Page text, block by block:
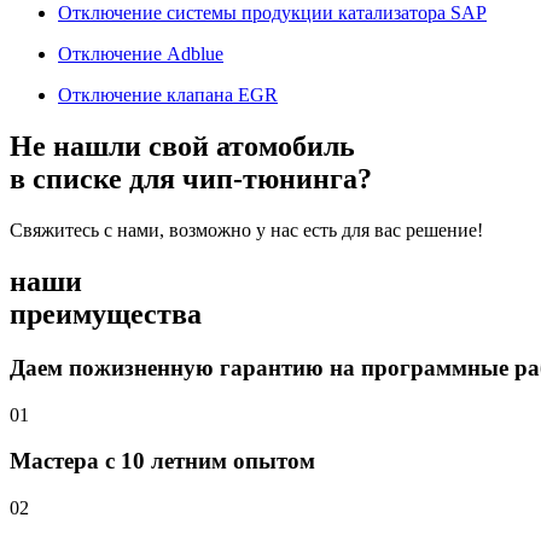
Отключение системы продукции катализатора SAP
Отключение Adblue
Отключение клапана EGR
Не нашли свой атомобиль
в списке для чип-тюнинга?
Свяжитесь с нами, возможно у нас есть для вас решение!
наши
преимущества
Даем пожизненную гарантию на программные
01
Мастера с 10 летним опытом
02